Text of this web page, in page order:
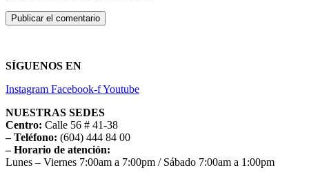
SÍGUENOS EN
Instagram Facebook-fYoutube
NUESTRAS SEDES
Centro: Calle 56 # 41-38
– Teléfono: (604) 444 84 00
– Horario de atención:
Lunes – Viernes 7:00am a 7:00pm / Sábado 7:00am a 1:00pm